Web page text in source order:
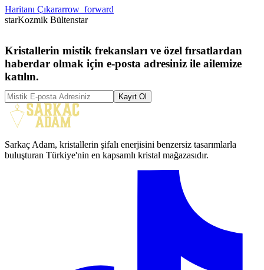
Haritanı Çıkararrow_forward
starKozmik Bültenstar
Kristallerin mistik frekansları ve özel fırsatlardan
haberdar olmak için e-posta adresiniz ile ailemize
katılın.
Kayıt Ol
Sarkaç Adam, kristallerin şifalı enerjisini benzersiz tasarımlarla
buluşturan Türkiye'nin en kapsamlı kristal mağazasıdır.